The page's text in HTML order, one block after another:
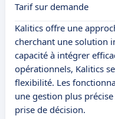
Tarif sur demande
Kalitics offre une
cherchant une solution
capacité à intégrer
opérationnels, Kalitics
flexibilité. Les
une gestion plus
prise de décision.